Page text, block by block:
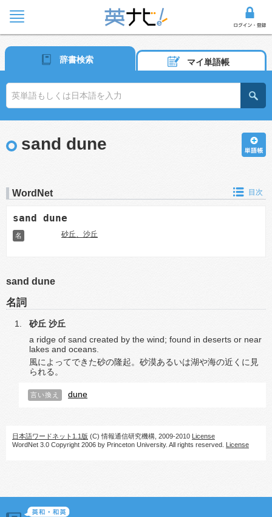
辞書検索 マイ単語帳
sand dune
WordNet 目次
sand dune
名 砂丘、沙丘
sand dune
名詞
砂丘 沙丘
a ridge of sand created by the wind; found in deserts or near
lakes and oceans.
風によってできた砂の隆起。砂漠あるいは湖や海の近くに見
られる。
言い換え dune
日本語ワードネット1.1版 (C) 情報通信研究機構, 2009-2010 License
WordNet 3.0 Copyright 2006 by Princeton University. All rights reserved. License